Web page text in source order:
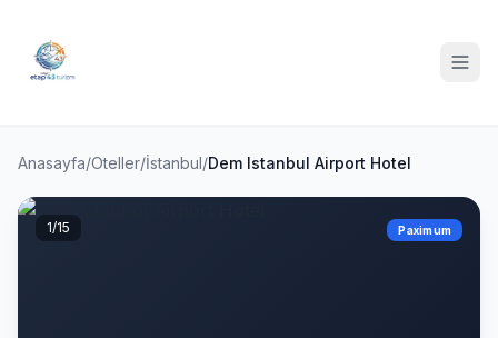
Anasayfa/Oteller/İstanbul/Dem Istanbul Airport Hotel
Paximum
1/15